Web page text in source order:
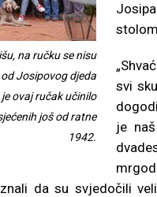
na ručku se nisu
Josipovog djeda
ovaj ručak učinilo
još od ratne
1942.
svi
je
da su svjedočili